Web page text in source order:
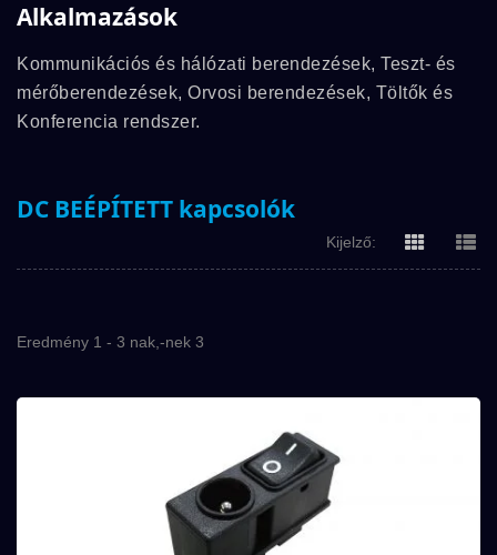
Alkalmazások
Kommunikációs és hálózati berendezések, Teszt- és
mérőberendezések, Orvosi berendezések, Töltők és
Konferencia rendszer.
DC BEÉPÍTETT kapcsolók
Kijelző:
Eredmény 1 - 3 nak,-nek 3